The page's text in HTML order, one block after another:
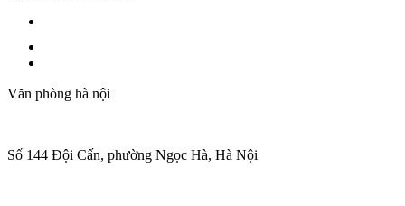
Văn phòng hà nội
Số 144 Đội Cấn, phường Ngọc Hà, Hà Nội